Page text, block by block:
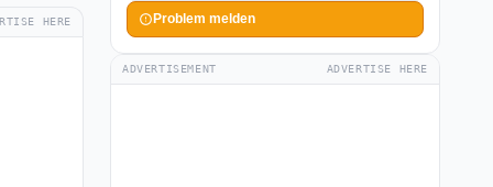
HERE Problem melden
ADVERTISEMENT ADVERTISE HERE